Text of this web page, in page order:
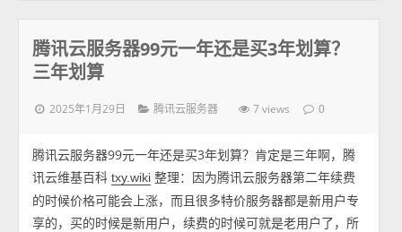
腾讯云服务器99元一年还是买3年划算？
三年划算
2025年1月29日 腾讯云服务器 7 views 0
腾讯云服务器99元一年还是买3年划算？肯定是三年啊，腾
讯云维基百科txy.wiki 整理：因为腾讯云服务器第二年续费
的时候价格可能会上涨，而且很多特价服务器都是新用户专
享的，买的时候是新用户，续费的时候可就是老用户了，所